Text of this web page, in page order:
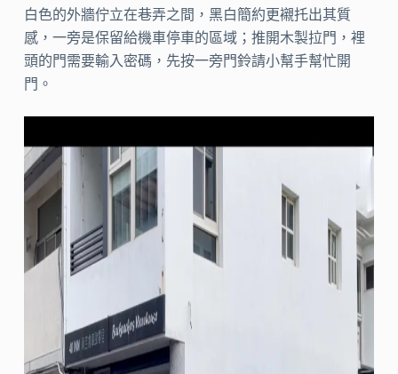
白色的外牆佇立在巷弄之間，黑白簡約更襯托出其質
感，一旁是保留給機車停車的區域；推開木製拉門，裡
頭的門需要輸入密碼，先按一旁門鈴請小幫手幫忙開
門。